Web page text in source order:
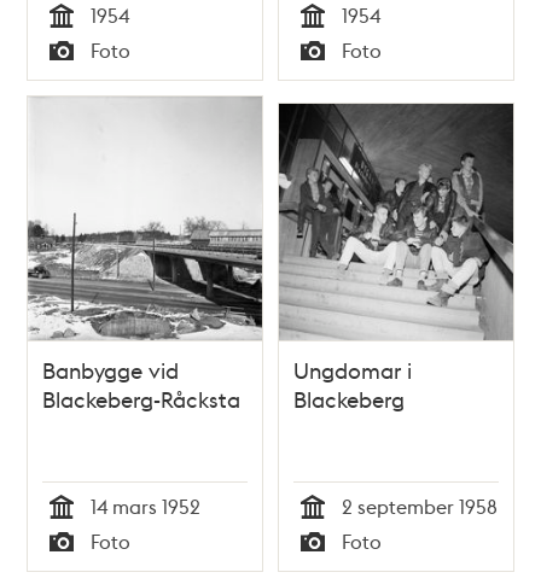
Tid
1954
Typ
Foto Tid
1954
Typ
Foto
Banbygge vid
Blackeberg-Råcksta
Tid
14 mars 1952
Typ
Foto
Ungdomar i
Blackeberg
Tid
2 september 1958
Typ
Foto